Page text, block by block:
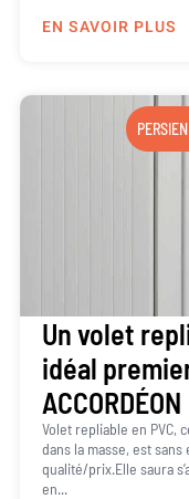
EN SAVOIR PLUS
Un volet
idéal
ACCORDÉON
Volet repliable en PVC,
dans la masse, est
qualité/prix.Elle saura
en...